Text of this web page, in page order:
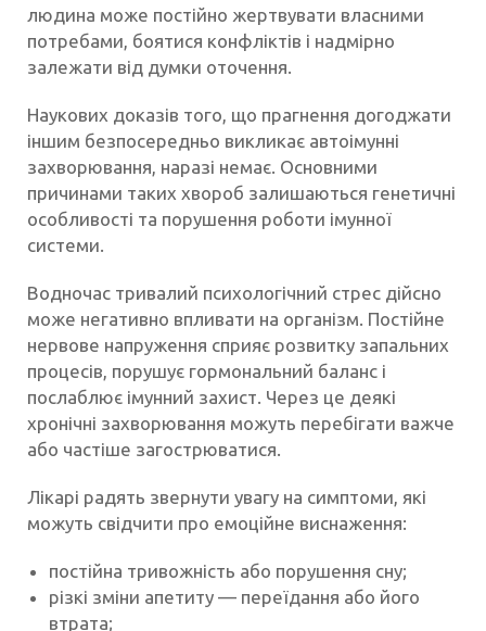
людина може постійно жертвувати власними
потребами, боятися конфліктів і надмірно
залежати від думки оточення.
Наукових доказів того, що прагнення догоджати
іншим безпосередньо викликає автоімунні
захворювання, наразі немає. Основними
причинами таких хвороб залишаються генетичні
особливості та порушення роботи імунної
системи.
Водночас тривалий психологічний стрес дійсно
може негативно впливати на організм. Постійне
нервове напруження сприяє розвитку запальних
процесів, порушує гормональний баланс і
послаблює імунний захист. Через це деякі
хронічні захворювання можуть перебігати важче
або частіше загострюватися.
Лікарі радять звернути увагу на симптоми, які
можуть свідчити про емоційне виснаження:
постійна тривожність або порушення сну;
різкі зміни апетиту — переїдання або його
втрата;